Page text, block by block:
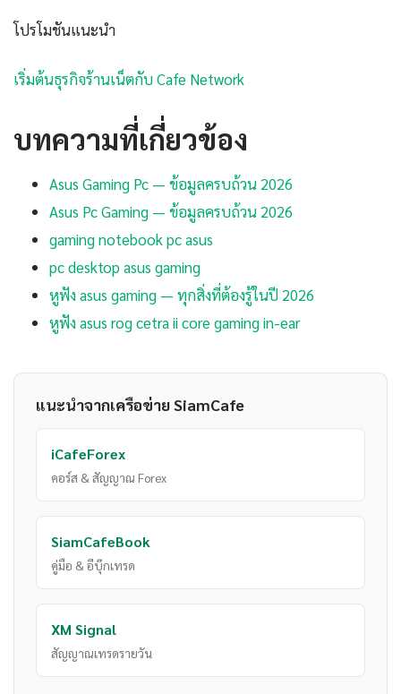
โปรโมชันแนะนำ
เริ่มต้นธุรกิจร้านเน็ตกับ Cafe Network
บทความที่เกี่ยวข้อง
Asus Gaming Pc — ข้อมูลครบถ้วน 2026
Asus Pc Gaming — ข้อมูลครบถ้วน 2026
gaming notebook pc asus
pc desktop asus gaming
หูฟัง asus gaming — ทุกสิ่งที่ต้องรู้ในปี 2026
หูฟัง asus rog cetra ii core gaming in-ear
แนะนำจากเครือข่าย SiamCafe
iCafeForex
คอร์ส & สัญญาณ Forex
SiamCafeBook
คู่มือ & อีบุ๊กเทรด
XM Signal
สัญญาณเทรดรายวัน